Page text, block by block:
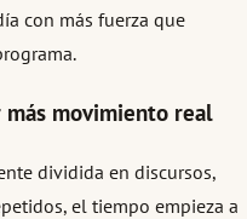
con más fuerza que
más movimiento real
dividida en discursos,
el tiempo empieza a